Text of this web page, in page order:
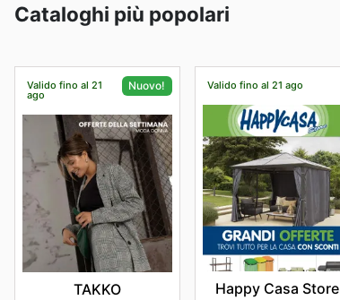
Cataloghi più popolari
Valido fino al 21
ago
Nuovo!
TAKKO
Valido fino al 21 ago
Happy Casa Store